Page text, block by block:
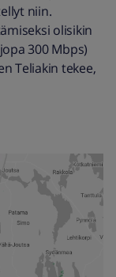
niin.
olisikin
300 Mbps)
Teliakin tekee,